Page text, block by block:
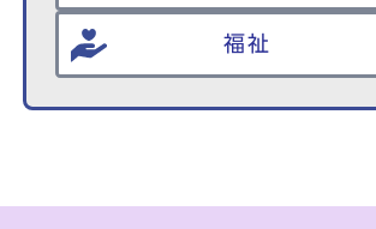
福祉